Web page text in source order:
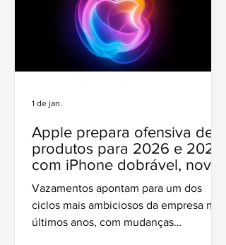
Apple prepara ofensiva de
produtos para 2026 e 2027,
com iPhone dobrável, novos
Macs e expansão da casa
inteligente
Vazamentos apontam para um dos
ciclos mais ambiciosos da empresa nos
últimos anos, com mudanças
1 de jan.